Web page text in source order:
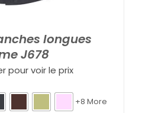
longues
J678
pour voir le prix
+8 More